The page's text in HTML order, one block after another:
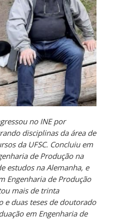
no INE por
disciplinas da área de
da UFSC. Concluiu em
de Produção na
estudos na Alemanha, e
Engenharia de Produção
mais de trinta
e duas teses de doutorado
em Engenharia de